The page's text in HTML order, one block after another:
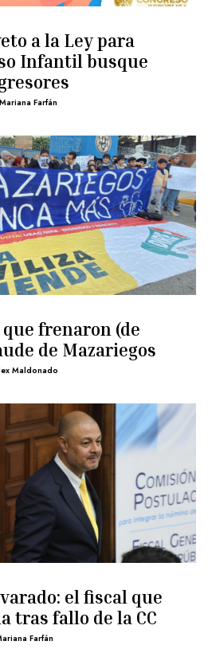
a la Ley para
Infantil busque
Mariana Farfán
frenaron (de
de Mazariegos
Maldonado
el fiscal que
tras fallo de la CC
Farfán